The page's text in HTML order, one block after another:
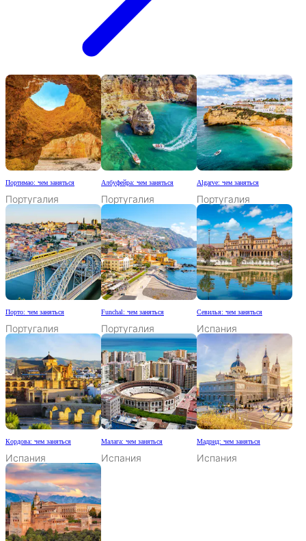
Портимао: чем заняться
Португалия
Албуфейра: чем заняться
Португалия
Algarve: чем заняться
Португалия
Порто: чем заняться
Португалия
Funchal: чем заняться
Португалия
Севилья: чем заняться
Испания
Кордова: чем заняться
Испания
Малага: чем заняться
Испания
Мадрид: чем заняться
Испания